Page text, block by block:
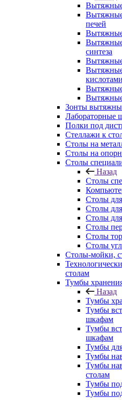
печей
синтеза
кислотами
Зонты
Лабораторные
Полки под
Стеллажи к
Столы на
Столы на
Столы
Назад
Столы
Столы
Столы
Столы
Столы
Столы
Столы
Столы-мойки,
столам
Тумбы
Назад
Тумбы
Тумбы
шкафам
Тумбы
шкафам
Тумбы
Тумбы
Тумбы
столам
Тумбы
Тумбы